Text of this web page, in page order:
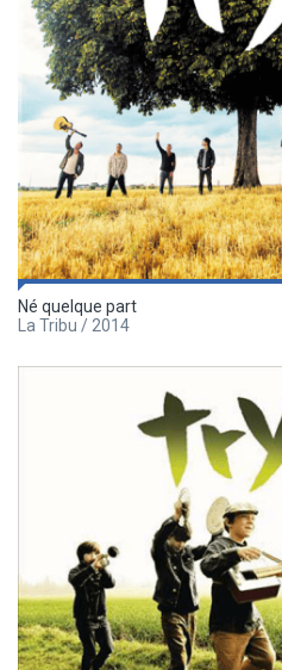
Né quelque part
La Tribu / 2014